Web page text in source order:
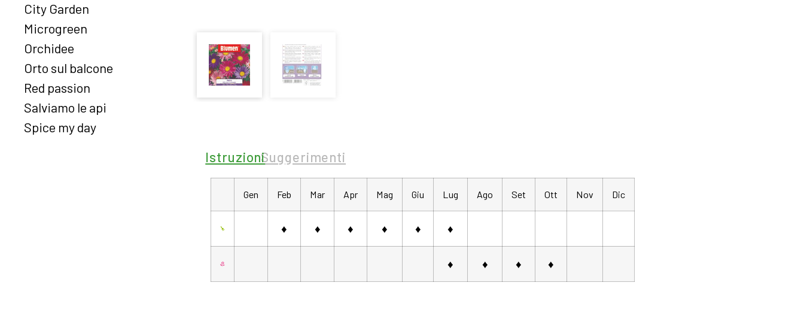
City Garden
Microgreen
Orchidee
Orto sul balcone
Red passion
Salviamo le api
Spice my day
IstruzioniSuggerimenti
Gen Feb Mar Apr Mag Giu Lug Ago Set Ott Nov Dic
♦ ♦ ♦ ♦ ♦ ♦
♦ ♦ ♦ ♦